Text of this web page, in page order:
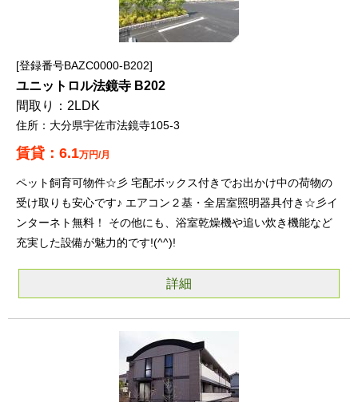
登録番号BAZC0000-B202
ユニットロル法鏡寺 B202
2LDK
大分県宇佐市法鏡寺105-3
6.1万円/月
ペット飼育可物件☆彡 宅配ボックス付きでお出かけ中の荷物の
受け取りも安心です♪ エアコン２基・全居室照明器具付き☆彡イ
ンターネト無料！ その他にも、浴室乾燥機や追い炊き機能など
充実した設備が魅力的です!(^^)!
詳細